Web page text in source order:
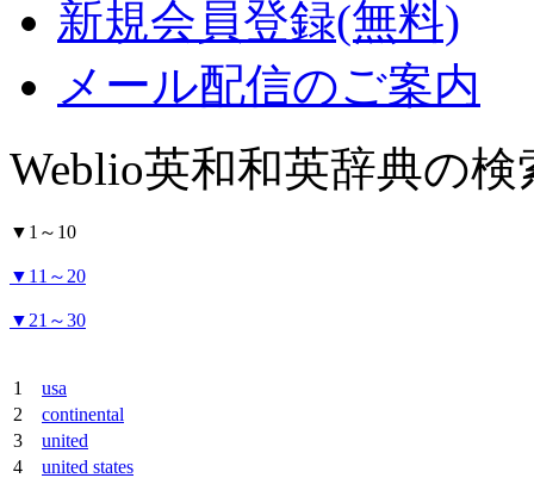
新規会員登録(無料)
メール配信のご案内
Weblio英和和英辞典の
▼ 1～10
▼ 11～20
▼ 21～30
1
usa
2
continental
3
united
4
united states